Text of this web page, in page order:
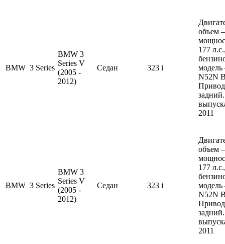
BMW 3 Series
BMW 3
Series V
(2005 -
2012)
Седан 323 i
объем
177
N52N
2011
BMW 3 Series
BMW 3
Series V
(2005 -
2012)
Седан 323 i
объем
177
N52N
2011